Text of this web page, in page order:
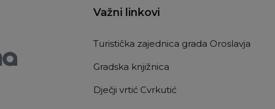
Važni linkovi
Turistička zajednica grada Oroslavja
Gradska knjižnica
Dječji vrtić Cvrkutić